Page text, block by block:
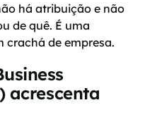
há atribuição e não
de quê. É uma
crachá de empresa.
acrescenta